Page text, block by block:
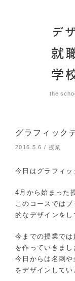
the
グラフィック
2016.5.6 / 授業
今日はグラフィッ
4月から始まった
このコースでは
的なデザインをし
今までの授業で
を作っていきまし
今日からは名刺
をデザインしてい